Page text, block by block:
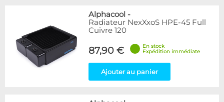
Alphacool -
Radiateur NexXxoS HPE-45 Full
Cuivre 120
87,90 €
En stock
Expédition immédiate
Ajouter au panier